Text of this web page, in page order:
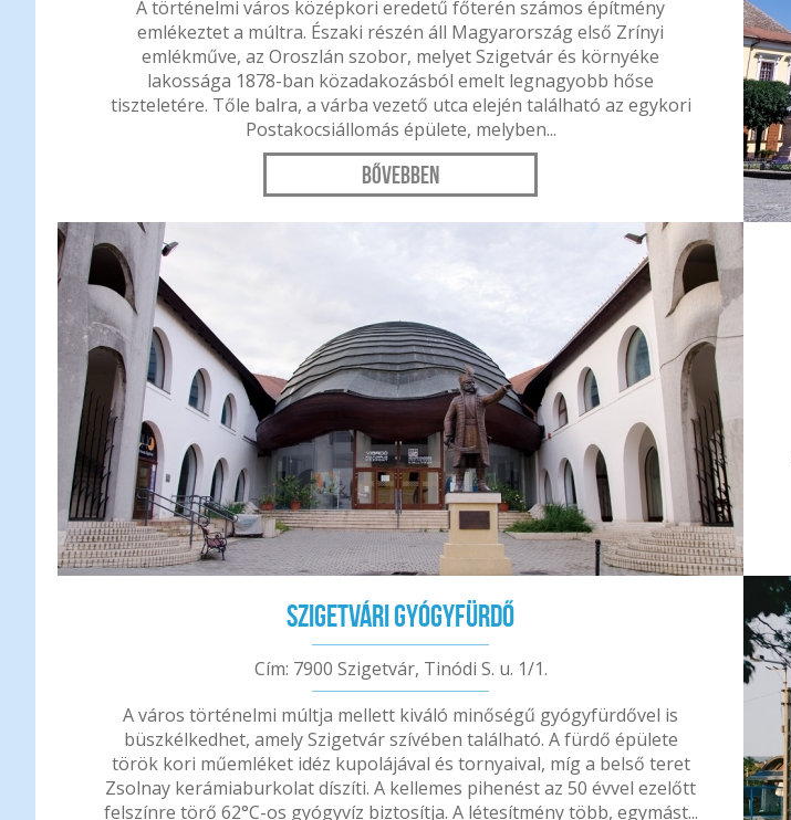
A történelmi város középkori eredetű főterén számos építmény
emlékeztet a múltra. Északi részén áll Magyarország első Zrínyi
emlékműve, az Oroszlán szobor, melyet Szigetvár és környéke
lakossága 1878-ban közadakozásból emelt legnagyobb hőse
tiszteletére. Tőle balra, a várba vezető utca elején található az egykori
Postakocsiállomás épülete, melyben...
Bővebben
Szigetvári Gyógyfürdő
Cím: 7900 Szigetvár, Tinódi S. u. 1/1.
A város történelmi múltja mellett kiváló minőségű gyógyfürdővel is
büszkélkedhet, amely Szigetvár szívében található. A fürdő épülete
török kori műemléket idéz kupolájával és tornyaival, míg a belső teret
Zsolnay kerámiaburkolat díszíti. A kellemes pihenést az 50 évvel ezelőtt
felszínre törő 62°C-os gyógyvíz biztosítja. A létesítmény több, egymást...